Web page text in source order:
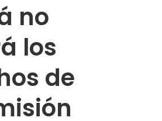
no
los
de